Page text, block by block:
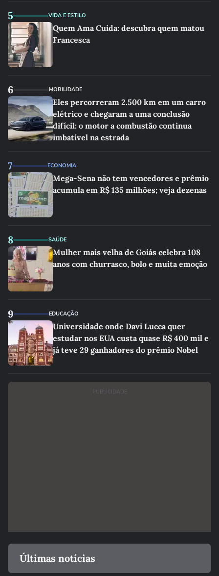
5 VIDA E ESTILO
Quem Ama Cuida: descubra quem matou
Francesca
6 MOBILIDADE
Eles percorreram 2.500 km em um carro
elétrico e chegaram a uma conclusão
difícil: o motor a combustão continua
imbatível na estrada
7 ECONOMIA
Mega-Sena não tem vencedores e prêmio
acumula em R$ 135 milhões; veja dezenas
8 SAÚDE
Mulher mais velha de Goiás celebra 108
anos com churrasco, bolo e muita emoção
9 EDUCAÇÃO
Universidade onde Davi Lucca quer
estudar nos EUA custa quase R$ 400 mil e
já teve 29 ganhadores do prêmio Nobel
PUBLICIDADE
Últimas notícias